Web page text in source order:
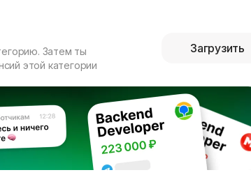
Затем ты
этой категории
Загрузить